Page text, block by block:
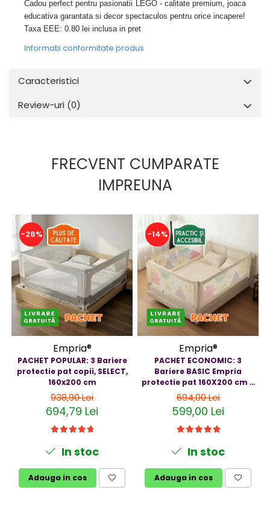
Cadou perfect pentru pasionatii LEGO - calitate premium, joaca
educativa garantata si decor spectaculos pentru orice incapere!
Taxa EEE: 0.80 lei inclusa in pret
Informatii conformitate produs
Caracteristici
Review-uri (0)
FRECVENT CUMPARATE
IMPREUNA
-26%
Empria®
PACHET POPULAR: 3 Bariere
protectie pat copii, SELECT,
160x200 cm
938,90 Lei
694,79 Lei
In stoc
Adauga in cos
-14%
Empria®
PACHET ECONOMIC: 3
Bariere BASIC Empria
protectie pat 160X200 cm +
bara stabilizatoare
694,00 Lei
599,00 Lei
In stoc
Adauga in cos